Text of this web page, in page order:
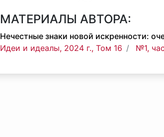
МАТЕРИАЛЫ АВТОРА:
Нечестные знаки новой искренности:
Идеи и идеалы, 2024 г., Том 16
№1,